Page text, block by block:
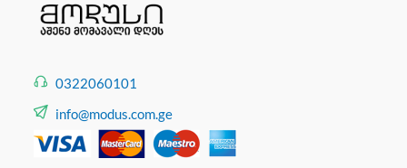
0322060101
info@modus.com.ge